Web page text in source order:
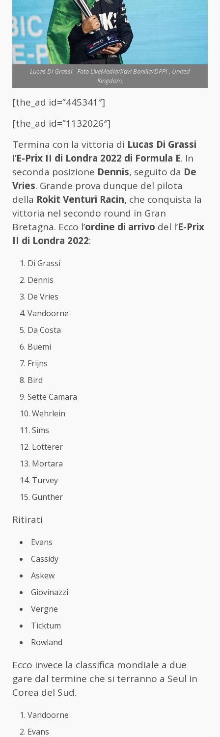
Lucas Di Grassi - Foto LiveMedia/Xavi Bonilla/DPPI , United
Kingdom,
[the_ad id=”445341″]
[the_ad id=”1132026″]
Termina con la vittoria di Lucas Di Grassi
l’E-Prix II di Londra 2022 di Formula E. In
seconda posizione Dennis, seguito da De
Vries. Grande prova dunque del pilota
della Rokit Venturi Racin, che conquista la
vittoria nel secondo round in Gran
Bretagna. Ecco l’ordine di arrivo del l’E-Prix
II di Londra 2022:
Di Grassi
Dennis
De Vries
Vandoorne
Da Costa
Buemi
Frijns
Bird
Sette Camara
Wehrlein
Sims
Lotterer
Mortara
Turvey
Gunther
Ritirati
Evans
Cassidy
Askew
Giovinazzi
Vergne
Ticktum
Rowland
Ecco invece la classifica mondiale a due
gare dal termine che si terranno a Seul in
Corea del Sud.
Vandoorne
Evans